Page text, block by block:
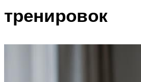
тренировок